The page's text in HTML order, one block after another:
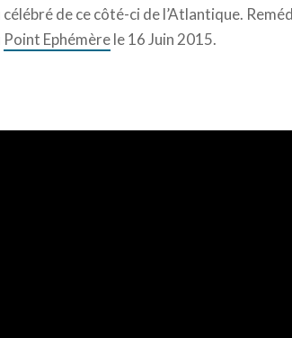
de ce côté-ci de l’Atlantique.
Point Ephémèrele 16 Juin 2015.